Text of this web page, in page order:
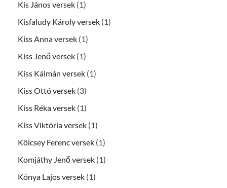
Kis János versek (1)
Kisfaludy Károly versek (1)
Kiss Anna versek (1)
Kiss Jenő versek (1)
Kiss Kálmán versek (1)
Kiss Ottó versek (3)
Kiss Réka versek (1)
Kiss Viktória versek (1)
Kölcsey Ferenc versek (1)
Komjáthy Jenő versek (1)
Kónya Lajos versek (1)